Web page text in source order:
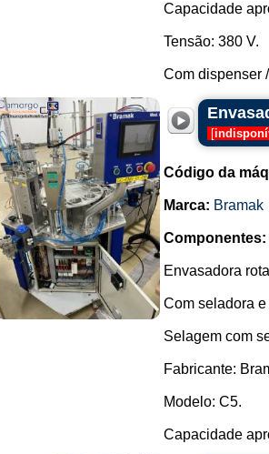
Capacidade
Tensão: 380 V.
Com dispenser
[
Código da
Marca: Bramak
Componentes:
Envasadora
Com seladora
Selagem com
Fabricante:
Modelo: C5.
Capacidade